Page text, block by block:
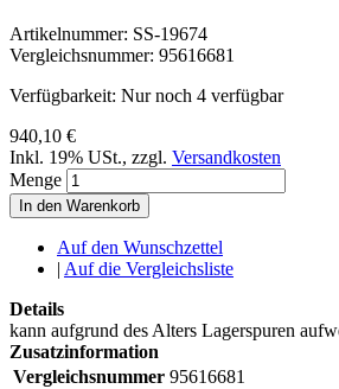
Artikelnummer: SS-19674
Vergleichsnummer: 95616681
Verfügbarkeit: Nur noch 4 verfügbar
940,10 €
Inkl. 19% USt., zzgl. Versandkosten
Menge
In den Warenkorb
Auf den Wunschzettel
| Auf die Vergleichsliste
Details
kann aufgrund des Alters Lagerspuren
Zusatzinformation
Vergleichsnummer 95616681